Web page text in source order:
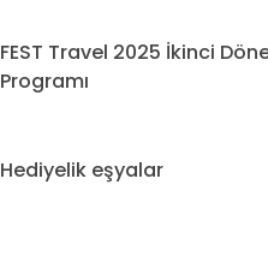
FEST Travel 2025 İkinci
Programı
Hediyelik eşyalar